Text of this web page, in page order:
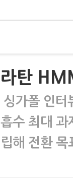
라탄
가폴 인터
수 최대 과
해 전환 목